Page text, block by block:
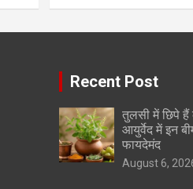
Recent Post
तुलसी में छिपे
आयुर्वेद में इन
फायदेमंद
August 6,